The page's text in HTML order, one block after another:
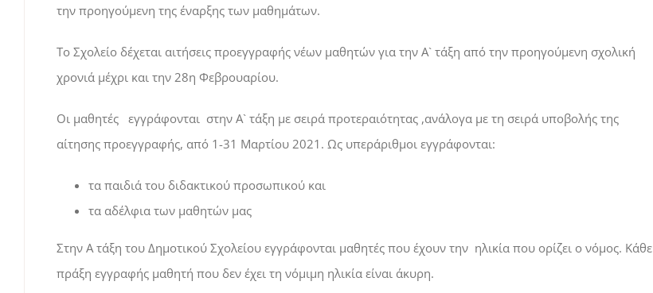
την προηγούμενη της έναρξης των μαθημάτων.
Το Σχολείο δέχεται αιτήσεις προεγγραφής νέων μαθητών για την Α` τάξη από την προηγούμενη σχολική
χρονιά μέχρι και την 28η Φεβρουαρίου.
Οι μαθητές εγγράφονται στην Α` τάξη με σειρά προτεραιότητας ,ανάλογα με τη σειρά υποβολής της
αίτησης προεγγραφής, από 1-31 Μαρτίου 2021. Ως υπεράριθμοι εγγράφονται:
τα παιδιά του διδακτικού προσωπικού και
τα αδέλφια των μαθητών μας
Στην Α τάξη του Δημοτικού Σχολείου εγγράφονται μαθητές που έχουν την ηλικία που ορίζει ο νόμος. Κάθε
πράξη εγγραφής μαθητή που δεν έχει τη νόμιμη ηλικία είναι άκυρη.